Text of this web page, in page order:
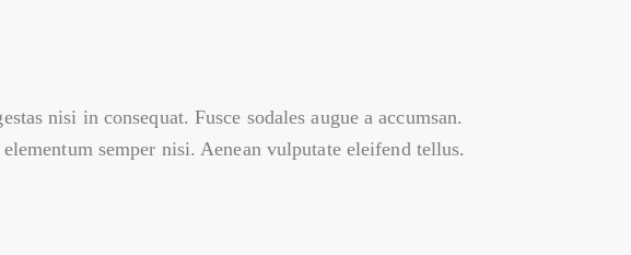
nisi in consequat. Fusce sodales augue a accumsan.
semper nisi. Aenean vulputate eleifend tellus.